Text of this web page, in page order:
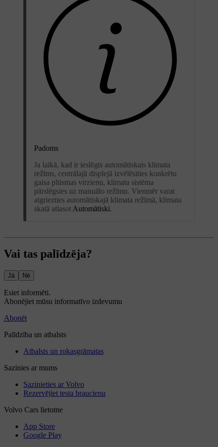
Padoms
Ja laikā, kad ir ieslēgts automātiskais klimata
režīms, centrālajā displejā izvēlēsities konkrētu
gaisa plūsmas virzienu, klimata sistēma
pārslēgsies uz manuālo režīmu. Vienmēr varat
atgriezties automātiskajā klimata režīmā, klimata
skatā atlasot Automātiski.
Vai tas palīdzēja?
Jā Nē